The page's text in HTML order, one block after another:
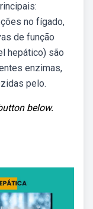
no fígado,
de função
hepático) são
enzimas,
pelo.
below.